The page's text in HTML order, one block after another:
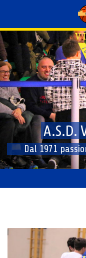
content
A.S.D.
Dal 1971